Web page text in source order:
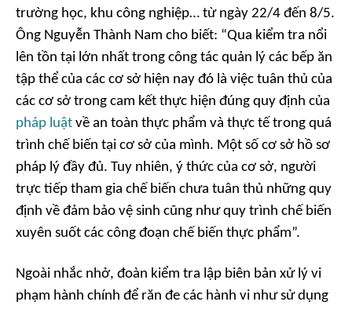
trường học, khu công nghiệp… từ ngày 22/4 đến 8/5.
Ông Nguyễn Thành Nam cho biết: “Qua kiểm tra nổi
lên tồn tại lớn nhất trong công tác quản lý các bếp ăn
tập thể của các cơ sở hiện nay đó là việc tuân thủ của
các cơ sở trong cam kết thực hiện đúng quy định của
pháp luật về an toàn thực phẩm và thực tế trong quá
trình chế biến tại cơ sở của mình. Một số cơ sở hồ sơ
pháp lý đầy đủ. Tuy nhiên, ý thức của cơ sở, người
trực tiếp tham gia chế biến chưa tuân thủ những quy
định về đảm bảo vệ sinh cũng như quy trình chế biến
xuyên suốt các công đoạn chế biến thực phẩm”.
Ngoài nhắc nhở, đoàn kiểm tra lập biên bản xử lý vi
phạm hành chính để răn đe các hành vi như sử dụng